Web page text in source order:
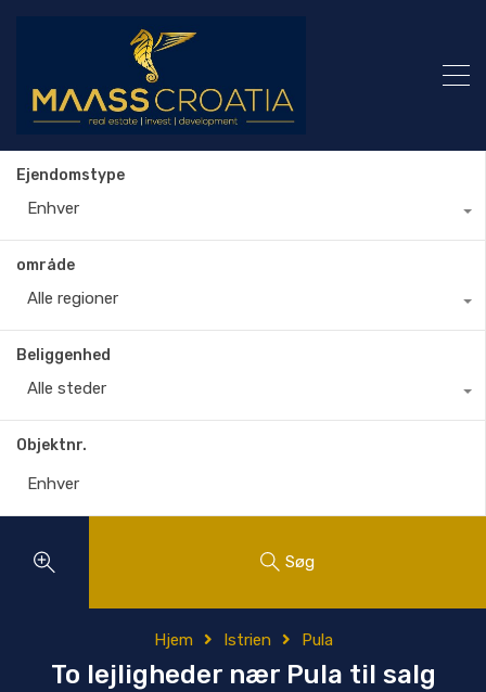
Ejendomstype
Enhver
område
Alle regioner
Beliggenhed
Alle steder
Objektnr.
Søg
Hjem Istrien Pula
To lejligheder nær Pula til salg